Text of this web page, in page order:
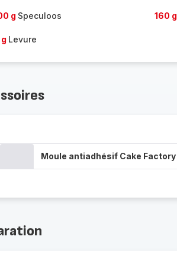
g Speculoos 160 g
Levure
Moule antiadhésif Cake Factory